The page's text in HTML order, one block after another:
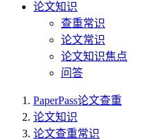
论文知识
查重常识
论文常识
论文知识焦点
问答
PaperPass论文查重
论文知识
论文查重常识